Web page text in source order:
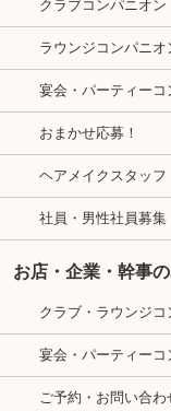
クラブコンパニオン
ラウンジコンパニオ
宴会・パーティーコ
おまかせ応募！
ヘアメイクスタッフ
社員・男性社員募集
お店・企業・幹事
クラブ・ラウンジ
宴会・パーティー
ご予約・お問い合わ